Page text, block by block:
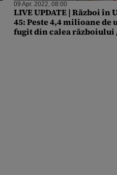
09 Apr. 2022, 08:00
LIVE UPDATE | Război în
45: Peste 4,4 milioane de
fugit din calea războiului